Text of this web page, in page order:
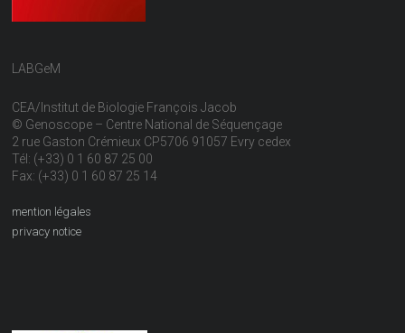
LABGeM
CEA/Institut de Biologie François Jacob
© Genoscope – Centre National de Séquençage
2 rue Gaston Crémieux CP5706 91057 Evry cedex
Tél: (+33) 0 1 60 87 25 00
Fax: (+33) 0 1 60 87 25 14
mention légales
privacy notice